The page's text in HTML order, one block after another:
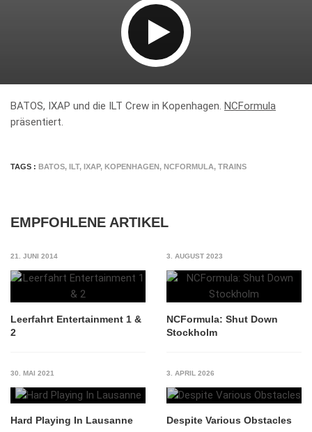
BATOS, IXAP und die ILT Crew in Kopenhagen. NCFormula
präsentiert.
TAGS : BATOS, ILT, IXAP, KOPENHAGEN, NCFORMULA, TRAINS
EMPFOHLENE ARTIKEL
21. JUNI 2014
Leerfahrt Entertainment 1 &
2
3. AUGUST 2023
NCFormula: Shut Down
Stockholm
30. MAI 2021
Hard Playing In Lausanne
3. APRIL 2026
Despite Various Obstacles